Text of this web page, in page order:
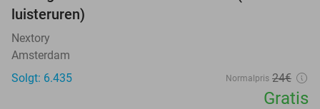
luisteruren)
Nextory
Amsterdam
Solgt: 6.435
Normalpris 24€
Gratis